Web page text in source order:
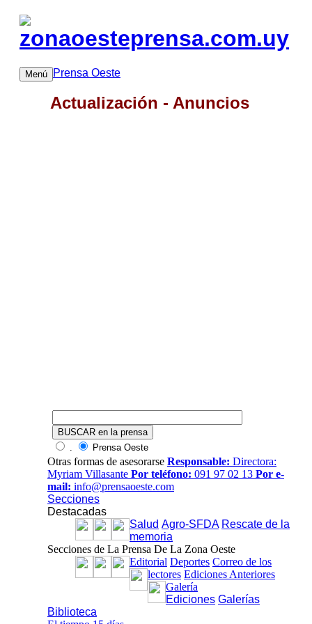
Menú Prensa Oeste
Actualización - Anuncios
Prensa Oeste
Otras formas de asesorarse Responsable: Directora:
Myriam Villasante Por teléfono: 091 97 02 13 Por e-
mail: info@prensaoeste.com
Secciones
Destacadas
Salud Agro-SFDA Rescate de la
memoria
Secciones de La Prensa De La Zona Oeste
Editorial Deportes Correo de los
lectores Ediciones Anteriores
Galería
Ediciones Galerías
Biblioteca